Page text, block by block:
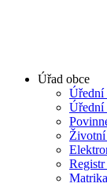
Úřad obce
Úřední
Úřední
Životní
Matrika